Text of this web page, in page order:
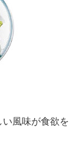
風味が食欲を